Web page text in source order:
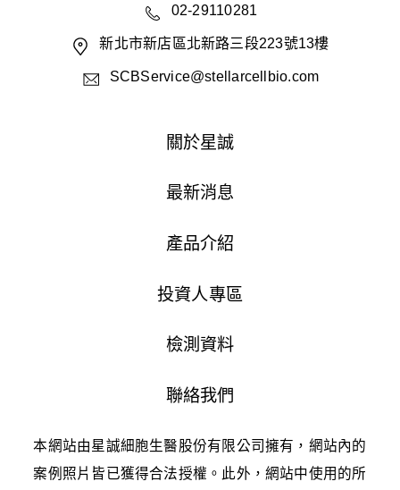
02-29110281
新北市新店區北新路三段223號13樓
SCBService@stellarcellbio.com
關於星誠
最新消息
產品介紹
投資人專區
檢測資料
聯絡我們
本網站由星誠細胞生醫股份有限公司擁有，網站內的
案例照片皆已獲得合法授權。此外，網站中使用的所